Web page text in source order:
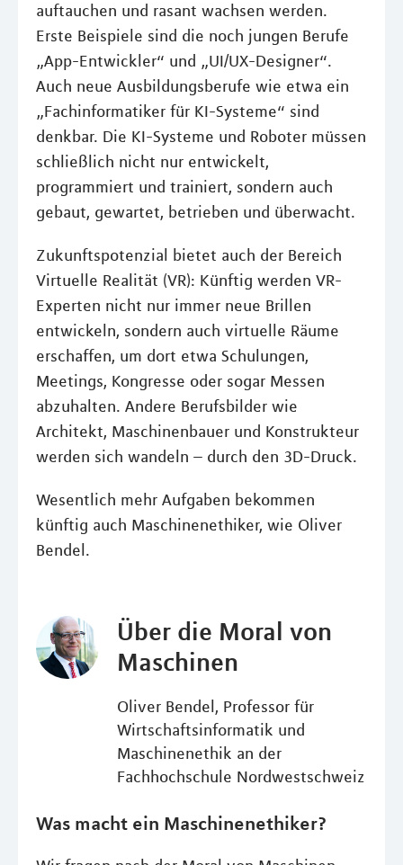
auftauchen und rasant wachsen werden.
Erste Beispiele sind die noch jungen Berufe
„App-Entwickler“ und „UI/UX-Designer“.
Auch neue Ausbildungsberufe wie etwa ein
„Fachinformatiker für KI-Systeme“ sind
denkbar. Die KI-Systeme und Roboter müssen
schließlich nicht nur entwickelt,
programmiert und trainiert, sondern auch
gebaut, gewartet, betrieben und überwacht.
Zukunftspotenzial bietet auch der Bereich
Virtuelle Realität (VR): Künftig werden VR-
Experten nicht nur immer neue Brillen
entwickeln, sondern auch virtuelle Räume
erschaffen, um dort etwa Schulungen,
Meetings, Kongresse oder sogar Messen
abzuhalten. Andere Berufsbilder wie
Architekt, Maschinenbauer und Konstrukteur
werden sich wandeln – durch den 3D-Druck.
Wesentlich mehr Aufgaben bekommen
künftig auch Maschinenethiker, wie Oliver
Bendel.
Über die Moral von
Maschinen
Oliver Bendel, Professor für
Wirtschaftsinformatik und
Maschinenethik an der
Fachhochschule Nordwestschweiz
Was macht ein Maschinenethiker?